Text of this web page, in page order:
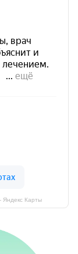
Яндекс Карты